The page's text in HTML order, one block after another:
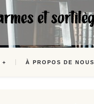
À PROPOS DE NOUS